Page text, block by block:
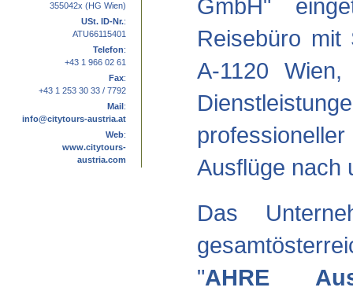
GmbH"
Reisebüro mit
A-1120
Ausflüge nach
Das
"AHRE
355042x (HG Wien)
USt. ID-Nr.:
ATU66115401
Telefon:
+43 1 966 02 61
Fax:
+43 1 253 30 33 / 7792
Mail:
info@citytours-austria.at
Web:
www.citytours-
austria.com